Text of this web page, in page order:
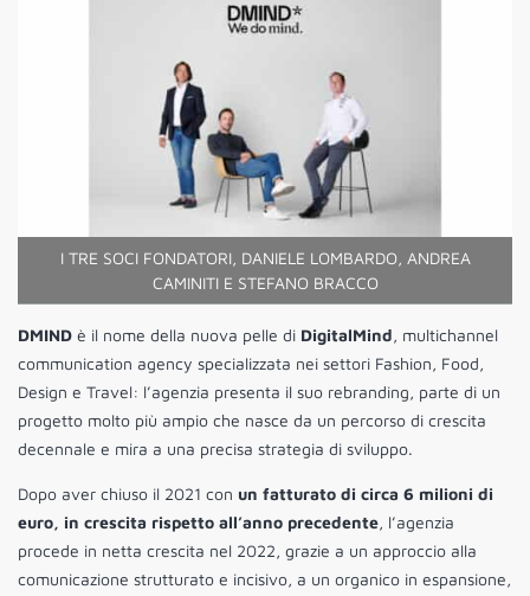
I TRE SOCI FONDATORI, DANIELE LOMBARDO, ANDREA
CAMINITI E STEFANO BRACCO
DMIND è il nome della nuova pelle di DigitalMind, multichannel
communication agency specializzata nei settori Fashion, Food,
Design e Travel: l’agenzia presenta il suo rebranding, parte di un
progetto molto più ampio che nasce da un percorso di crescita
decennale e mira a una precisa strategia di sviluppo.
Dopo aver chiuso il 2021 con un fatturato di circa 6 milioni di
euro, in crescita rispetto all’anno precedente, l’agenzia
procede in netta crescita nel 2022, grazie a un approccio alla
comunicazione strutturato e incisivo, a un organico in espansione,